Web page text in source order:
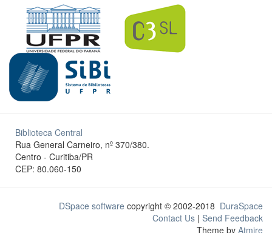
Biblioteca Central
Rua General Carneiro, nº 370/380.
Centro - Curitiba/PR
CEP: 80.060-150
DSpace software copyright © 2002-2018 DuraSpace
Contact Us | Send Feedback
Theme by Atmire